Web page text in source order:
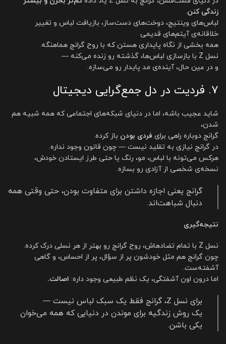
زندگی کنن.
لباس‌های وینتیج، دوخت‌های دست‌ساز، بازیافت لباس و تغییر
خلاقانه‌ی آیتم‌های قدیمی
همه بخشی از نگاه پایداری هستن که با روح گرانج هماهنگه.
نسل Z با بازسازی لباس‌ها، گذشته رو زنده می‌کنه —
و در عین حال، آینده‌ی مد پایدار رو می‌سازه.
۷. فردیت در دل جمع‌گرایی دیجیتال
شاید عجیب باشه، اما در دنیای شبکه‌های اجتماعی که همه شبیه هم
شدن،
گرانج دوباره راهی برای فردی بودن باز کرده.
در گرانج نیازی به تقلید نیست — چون قانون وجود نداره.
هرکس می‌تونه با لباس، مو، رنگ یا حتی طرز ایستادن خودش،
نسخه‌ی شخصی از آزادی رو بسازه.
گرانج یعنی اجازه داشتن برای متفاوت بودن، حتی وقتی همه
دنبال شباهت‌اند.
نتیجه‌گیری
نسل Z با تمام تضادهاش، روح گرانج رو بهتر از هر نسلی درک کرده.
چون گرانج هم مثل خودشون پر از سؤال، پر از احساس، و گاهی
آشفته‌ست.
اما درون اون آشفتگی، یک نظم طبیعی وجود داره: اصالت.
برای نسل Z، گرانج فقط یک سبک لباس نیست —
یک روش زندگیه برای موندن در دنیایی که همه می‌خوان
یکی باشن.